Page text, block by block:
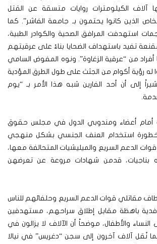
آلاف الكيلومترات روايات متسقة عن القتل
الذين كانوا يحتمون بـ جامعة الفاشر”. كما
استهدفت المرافق الصحية والكوادر الطبية،
تفيد باستهداف الضحايا بناءً على عرقيتهم
أفراد من “عرقية الزغاوة”. ونوه المفوض السامي
له رؤية أكوام من الجثث على طول الطرق المؤدية
إلى أن أحد الفارين شبه هذا الأمر بـ “يوم
أمام أعضاء ومندوبي الدول في مجلس حقوق
خطورة استخدام العنف الجنسي بشكل منهجي
الدعم السريع والميليشيات المتحالفة معها،
بناجيات، قدمن شهادات مروعة عن تعرضهن
مقاتلي قوات الدعم السريع وحلفائهم للناس
فدية باهظة مقابل إطلاق سراحهم، مستهدفين
النساء والأطفال، موضحاً أن الآلاف لا يزالون في
نُقل آلاف آخرون إلى سجن “دغريس” في نيالا